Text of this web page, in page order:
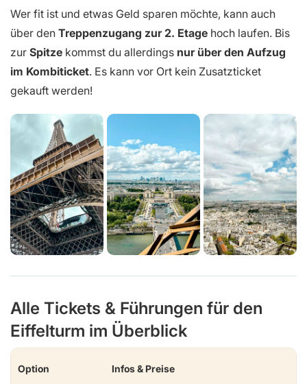
Wer fit ist und etwas Geld sparen möchte, kann auch
über den Treppenzugang zur 2. Etage hoch laufen. Bis
zur Spitze kommst du allerdings nur über den Aufzug
im Kombiticket. Es kann vor Ort kein Zusatzticket
gekauft werden!
Alle Tickets & Führungen für den
Eiffelturm im Überblick
Option Infos & Preise